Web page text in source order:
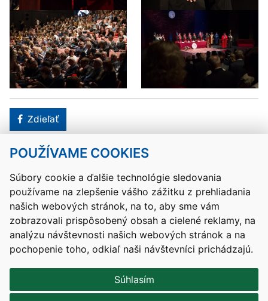
POUŽÍVAME COOKIES
Súbory cookie a ďalšie technológie sledovania
používame na zlepšenie vášho zážitku z prehliadania
našich webových stránok, na to, aby sme vám
zobrazovali prispôsobený obsah a cielené reklamy, na
analýzu návštevnosti našich webových stránok a na
pochopenie toho, odkiaľ naši návštevníci prichádzajú.
Súhlasím
Facebook
Zdieľať
Kontakty Mapa stránky RSS
Vyhlásenie o prístupnosti
Nastavenia cookies
Prevádzkovateľom služby je Ministerstvo školstva, výskumu,
vývoja a mládeže Slovenskej republiky.